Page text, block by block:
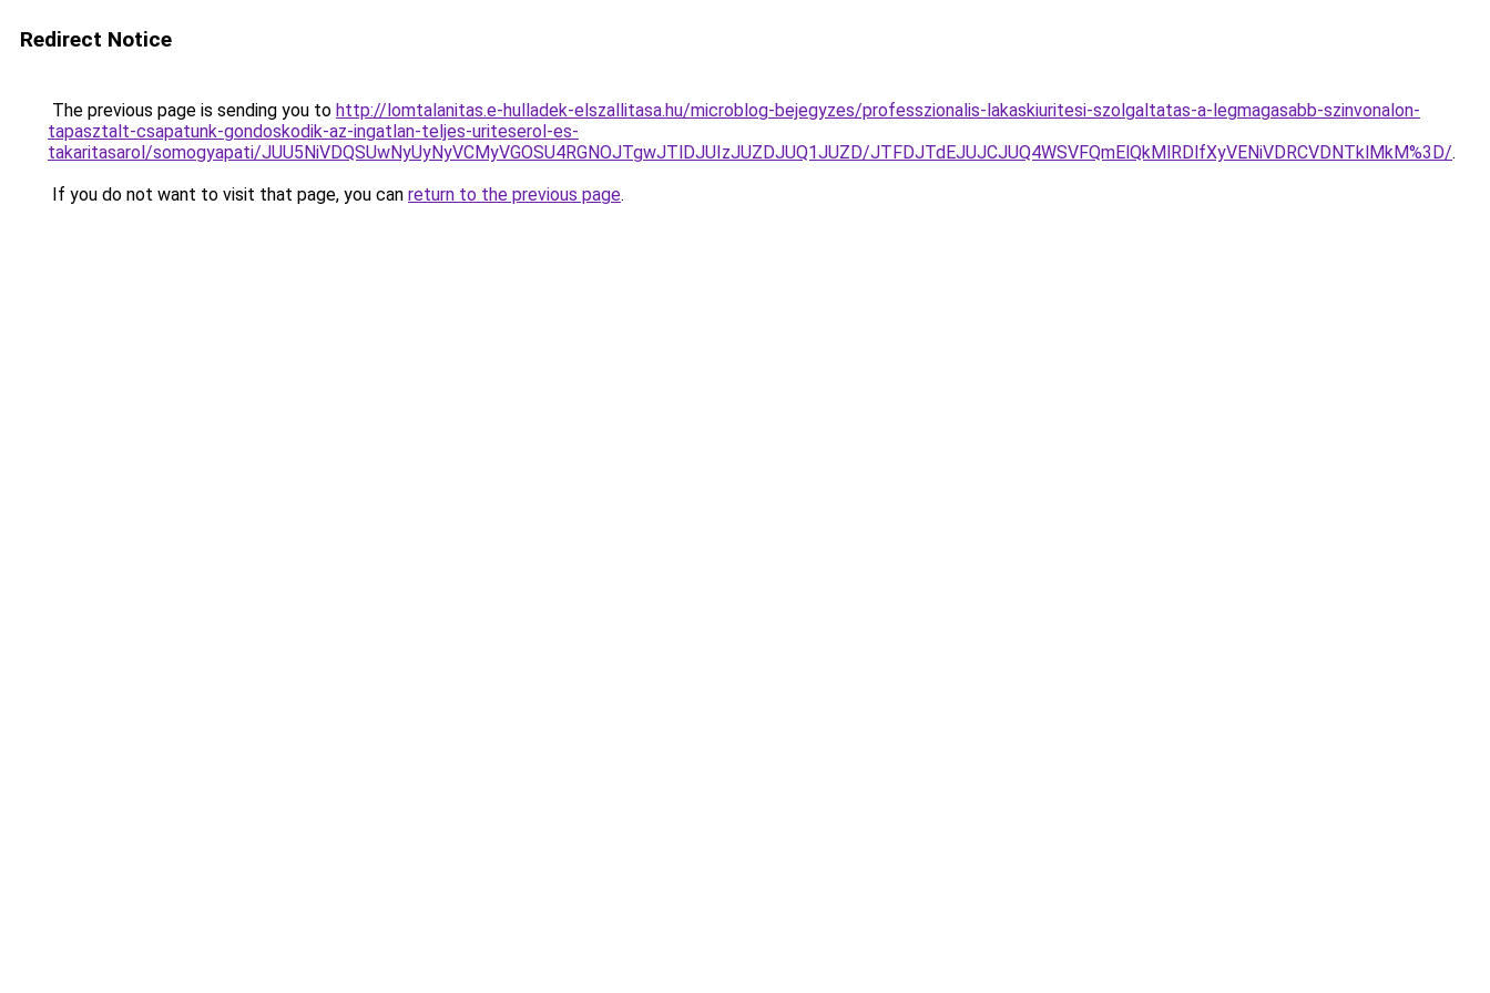
Redirect Notice
The previous page is sending you to http://lomtalanitas.e-hulladek-elszallitasa.hu/microblog-bejegyzes/professzionalis-lakaskiuritesi-szolgaltatas-a-legmagasabb-szinvonalon-
tapasztalt-csapatunk-gondoskodik-az-ingatlan-teljes-uriteserol-es-
takaritasarol/somogyapati/JUU5NiVDQSUwNyUyNyVCMyVGOSU4RGNOJTgwJTlDJUIzJUZDJUQ1JUZD/JTFDJTdEJUJCJUQ4WSVFQmElQkMlRDlfXyVENiVDRCVDNTklMkM%3D/.
If you do not want to visit that page, you can return to the previous page.